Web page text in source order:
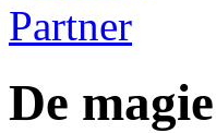
De